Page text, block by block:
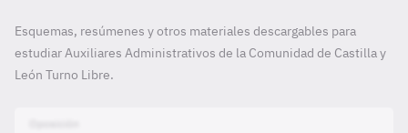
Esquemas, resúmenes y otros materiales descargables para
estudiar Auxiliares Administrativos de la Comunidad de Castilla y
León Turno Libre.